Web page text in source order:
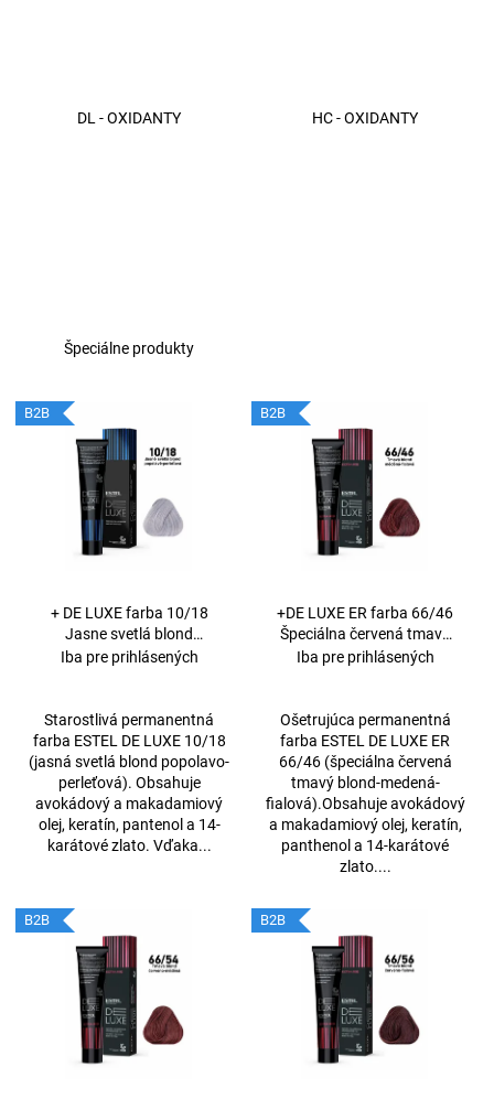
DL - OXIDANTY HC - OXIDANTY
Špeciálne produkty
VB2B
+ DE LUXE farba 10/18
Jasne svetlá blond
popolavo-perleťová 60 ml
Iba pre prihlásených
Starostlivá permanentná
farba ESTEL DE LUXE 10/18
(jasná svetlá blond popolavo-
perleťová). Obsahuje
avokádový a makadamiový
olej, keratín, pantenol a 14-
karátové zlato. Vďaka...
B2B
+DE LUXE ER farba 66/46
Špeciálna červená tmavá
blond-medená-fialová 60ml
Iba pre prihlásených
Ošetrujúca permanentná
farba ESTEL DE LUXE ER
66/46 (špeciálna červená
tmavý blond-medená-
fialová).Obsahuje avokádový
a makadamiový olej, keratín,
panthenol a 14-karátové
zlato....
B2B B2B